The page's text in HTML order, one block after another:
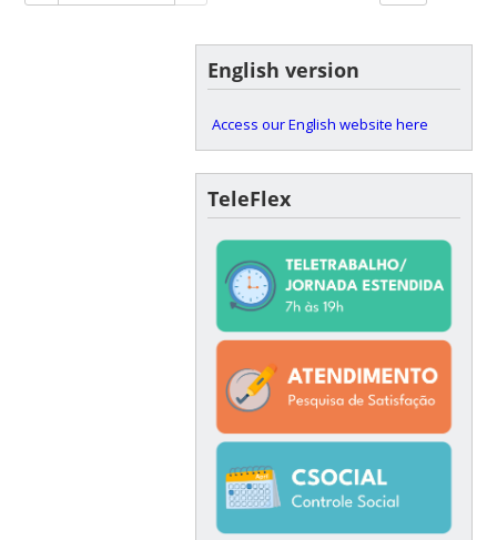
English version
Access our English website here
TeleFlex